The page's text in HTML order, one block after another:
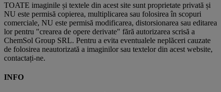
TOATE imaginile și textele din acest site sunt proprietate privată și
NU este permisă copierea, multiplicarea sau folosirea în scopuri
comerciale, NU este permisă modificarea, distorsionarea sau editarea
lor pentru "crearea de opere derivate" fără autorizarea scrisă a
ChemSol Group SRL. Pentru a evita eventualele neplăceri cauzate
de folosirea neautorizată a imaginilor sau textelor din acest website,
contactați-ne.
INFO